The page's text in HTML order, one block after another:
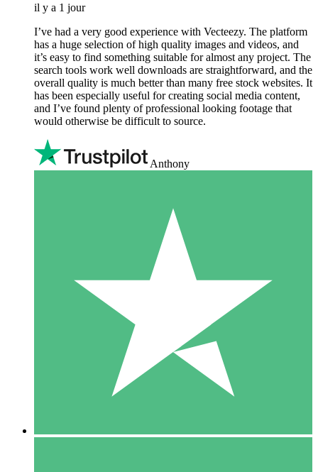
il y a 1 jour
I’ve had a very good experience with Vecteezy. The platform
has a huge selection of high quality images and videos, and
it’s easy to find something suitable for almost any project. The
search tools work well downloads are straightforward, and the
overall quality is much better than many free stock websites. It
has been especially useful for creating social media content,
and I’ve found plenty of professional looking footage that
would otherwise be difficult to source.
Anthony